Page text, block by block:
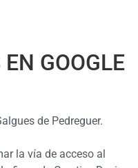
GOOGLE
de Pedreguer.
la vía de acceso al